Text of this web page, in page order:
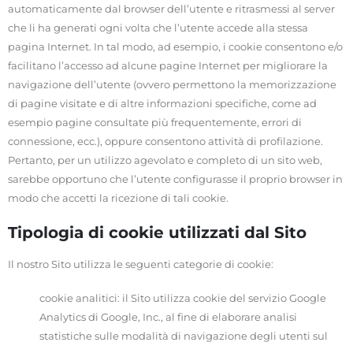
automaticamente dal browser dell’utente e ritrasmessi al server
che li ha generati ogni volta che l’utente accede alla stessa
pagina Internet. In tal modo, ad esempio, i cookie consentono e/o
facilitano l’accesso ad alcune pagine Internet per migliorare la
navigazione dell’utente (ovvero permettono la memorizzazione
di pagine visitate e di altre informazioni specifiche, come ad
esempio pagine consultate più frequentemente, errori di
connessione, ecc.), oppure consentono attività di profilazione.
Pertanto, per un utilizzo agevolato e completo di un sito web,
sarebbe opportuno che l’utente configurasse il proprio browser in
modo che accetti la ricezione di tali cookie.
Tipologia di cookie utilizzati dal Sito
Il nostro Sito utilizza le seguenti categorie di cookie:
cookie analitici: il Sito utilizza cookie del servizio Google
Analytics di Google, Inc., al fine di elaborare analisi
statistiche sulle modalità di navigazione degli utenti sul